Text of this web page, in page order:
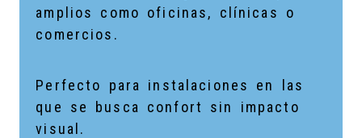
amplios como oficinas, clínicas o
comercios.
Perfecto para instalaciones en las
que se busca confort sin impacto
visual.